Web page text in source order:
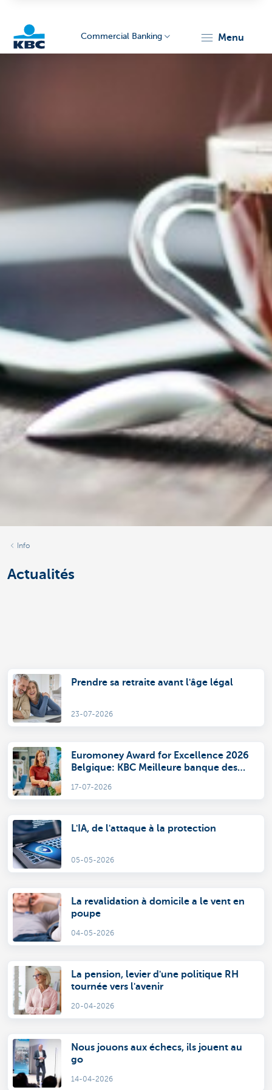
Commercial Banking menu
Info
Actualités
Prendre sa retraite avant l'âge légal
23-07-2026
Euromoney Award for Excellence 2026
Belgique: KBC Meilleure banque des
17-07-2026
L'IA, de l'attaque à la protection
05-05-2026
La revalidation à domicile a le vent en
poupe
04-05-2026
La pension, levier d'une politique RH
tournée vers l'avenir
20-04-2026
Nous jouons aux échecs, ils jouent au
go
14-04-2026